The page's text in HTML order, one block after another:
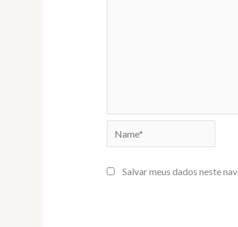
Name*
Salvar meus dados neste